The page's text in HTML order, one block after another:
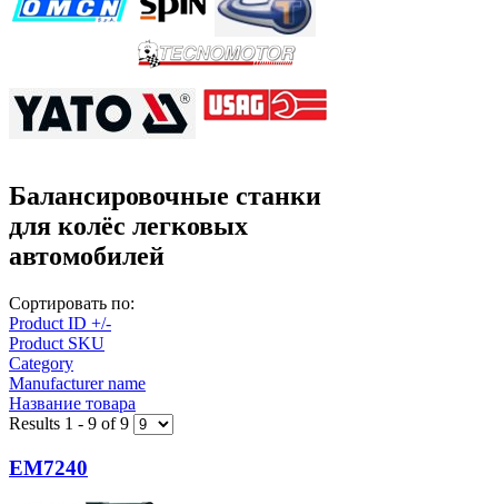
Балансировочные станки
для колёс легковых
автомобилей
Сортировать по:
Product ID +/-
Product SKU
Category
Manufacturer name
Название товара
Results 1 - 9 of 9
EM7240